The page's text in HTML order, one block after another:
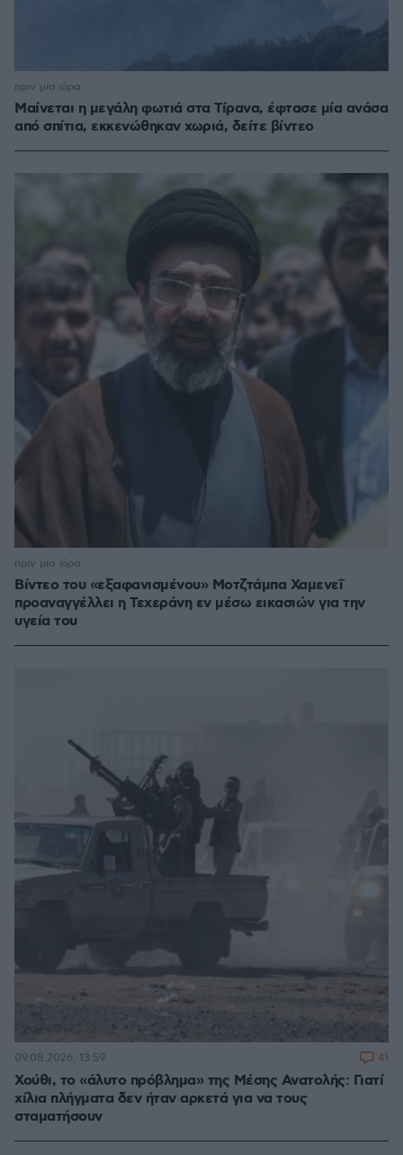
Μαίνεται η μεγάλη φωτιά στα Τίρανα, έφτασε μία ανάσα
από σπίτια, εκκενώθηκαν χωριά, δείτε βίντεο
πριν μία ώρα
Βίντεο του «εξαφανισμένου» Μοτζτάμπα Χαμενεΐ
προαναγγέλλει η Τεχεράνη εν μέσω εικασιών για την
υγεία του
πριν μία ώρα
Χούθι, το «άλυτο πρόβλημα» της Μέσης Ανατολής: Γιατί
χίλια πλήγματα δεν ήταν αρκετά για να τους
σταματήσουν
09.08.2026, 13:59 41